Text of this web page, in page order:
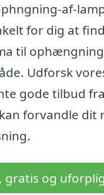
af-
for dig at
til
Udforsk
gode tilbud
forvandle dit
gratis og